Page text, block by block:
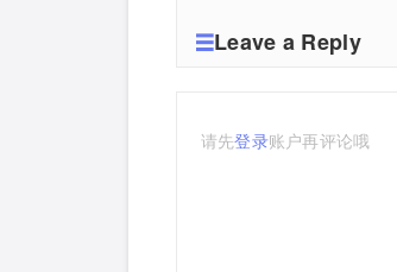
Leave a Reply
请先登录账户再评论哦